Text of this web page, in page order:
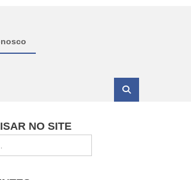
NO SITE
por: